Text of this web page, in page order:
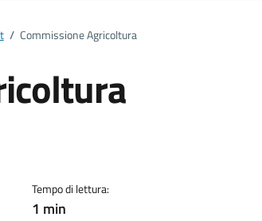
/ Commissione Agricoltura
Tempo di lettura:
1 min